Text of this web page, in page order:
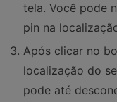
tela. Você pode
pin na
Após clicar no
localização do
pode até